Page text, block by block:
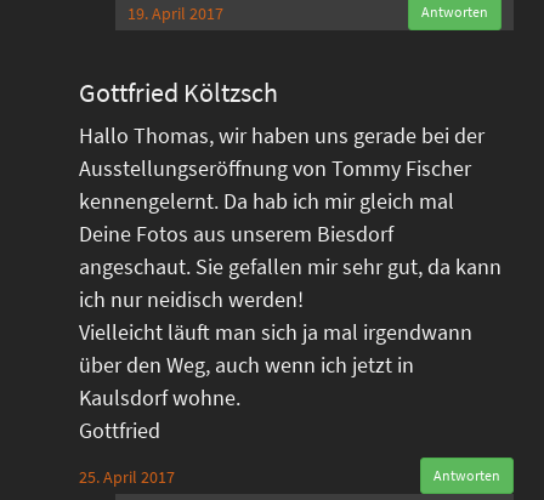
19. April 2017 Antworten
Gottfried Költzsch
Hallo Thomas, wir haben uns gerade bei der
Ausstellungseröffnung von Tommy Fischer
kennengelernt. Da hab ich mir gleich mal
Deine Fotos aus unserem Biesdorf
angeschaut. Sie gefallen mir sehr gut, da kann
ich nur neidisch werden!
Vielleicht läuft man sich ja mal irgendwann
über den Weg, auch wenn ich jetzt in
Kaulsdorf wohne.
Gottfried
25. April 2017 Antworten